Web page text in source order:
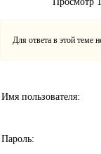
Для ответа в этой теме
Имя пользователя:
Пароль: